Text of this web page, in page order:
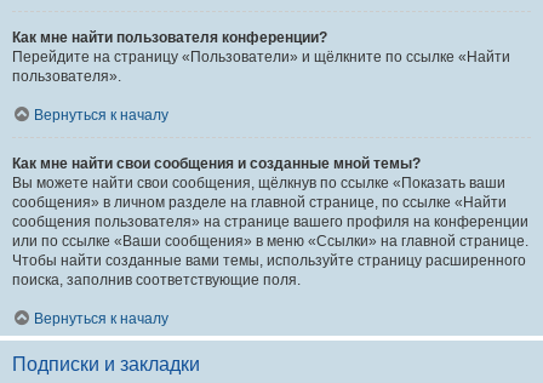
Как мне найти пользователя конференции?
Перейдите на страницу «Пользователи» и щёлкните по ссылке «Найти
пользователя».
Вернуться к началу
Как мне найти свои сообщения и созданные мной темы?
Вы можете найти свои сообщения, щёлкнув по ссылке «Показать ваши
сообщения» в личном разделе на главной странице, по ссылке «Найти
сообщения пользователя» на странице вашего профиля на конференции
или по ссылке «Ваши сообщения» в меню «Ссылки» на главной странице.
Чтобы найти созданные вами темы, используйте страницу расширенного
поиска, заполнив соответствующие поля.
Вернуться к началу
Подписки и закладки